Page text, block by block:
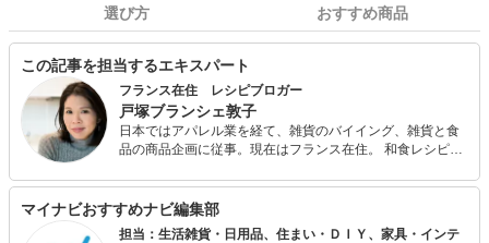
選び方 おすすめ商品
この記事を担当するエキスパート
フランス在住 レシピブロガー
戸塚ブランシェ敦子
日本ではアパレル業を経て、雑貨のバイイング、雑貨と食
品の商品企画に従事。現在はフランス在住。 和食レシピを
たレシピブログ "La bonne poire -ラフランスの台所-"のブ
ロガー。 その他、不定期料理アトリエの主催、パリを中心
とした情報サイト パリエトワのライター。
マイナビおすすめナビ編集部
担当：生活雑貨・日用品、住まい・ＤＩＹ、家具・インテ